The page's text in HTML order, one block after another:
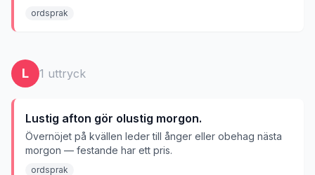
ordsprak
L 1 uttryck
Lustig afton gör olustig morgon.
Övernöjet på kvällen leder till ånger eller obehag nästa
morgon — festande har ett pris.
ordsprak